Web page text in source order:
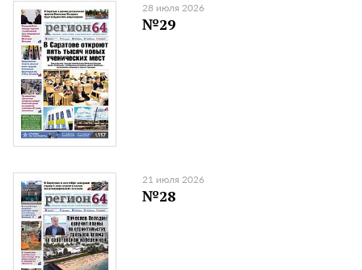
28 июля 2026
№29
21 июля 2026
№28